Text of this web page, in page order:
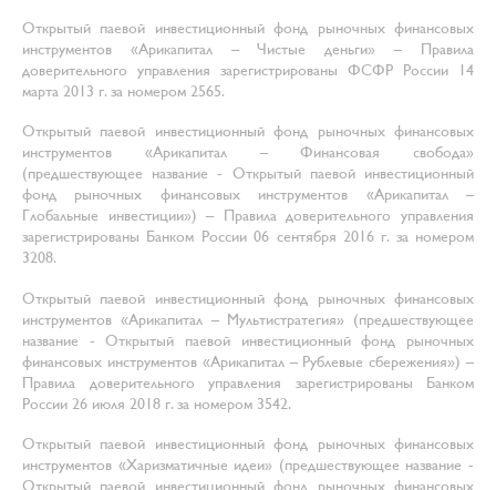
Открытый паевой инвестиционный фонд рыночных финансовых
инструментов «Арикапитал – Чистые деньги» – Правила
доверительного управления зарегистрированы ФСФР России 14
марта 2013 г. за номером 2565.
Открытый паевой инвестиционный фонд рыночных финансовых
инструментов «Арикапитал – Финансовая свобода»
(предшествующее название - Открытый паевой инвестиционный
фонд рыночных финансовых инструментов «Арикапитал –
Глобальные инвестиции») – Правила доверительного управления
зарегистрированы Банком России 06 сентября 2016 г. за номером
3208.
Открытый паевой инвестиционный фонд рыночных финансовых
инструментов «Арикапитал – Мультистратегия» (предшествующее
название - Открытый паевой инвестиционный фонд рыночных
финансовых инструментов «Арикапитал – Рублевые сбережения») –
Правила доверительного управления зарегистрированы Банком
России 26 июля 2018 г. за номером 3542.
Открытый паевой инвестиционный фонд рыночных финансовых
инструментов «Харизматичные идеи» (предшествующее название -
Открытый паевой инвестиционный фонд рыночных финансовых